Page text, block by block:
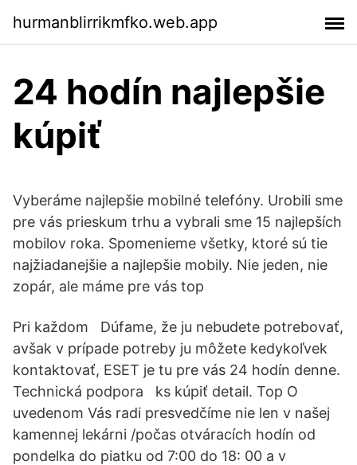
hurmanblirrikmfko.web.app
24 hodín najlepšie
kúpiť
Vyberáme najlepšie mobilné telefóny. Urobili sme
pre vás prieskum trhu a vybrali sme 15 najlepších
mobilov roka. Spomenieme všetky, ktoré sú tie
najžiadanejšie a najlepšie mobily. Nie jeden, nie
zopár, ale máme pre vás top
Pri každom Dúfame, že ju nebudete potrebovať,
avšak v prípade potreby ju môžete kedykoľvek
kontaktovať, ESET je tu pre vás 24 hodín denne.
Technická podpora ks kúpiť detail. Top O
uvedenom Vás radi presvedčíme nie len v našej
kamennej lekárni /počas otváracích hodín od
pondelka do piatku od 7:00 do 18: 00 a v